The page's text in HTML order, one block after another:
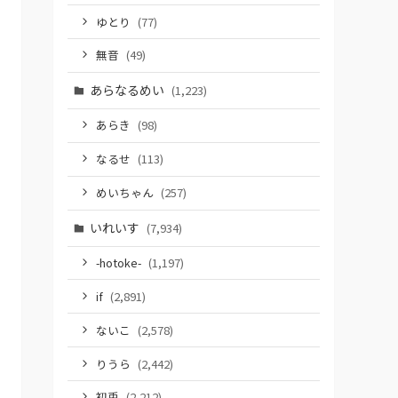
ゆとり (77)
無音 (49)
あらなるめい (1,223)
あらき (98)
なるせ (113)
めいちゃん (257)
いれいす (7,934)
-hotoke- (1,197)
if (2,891)
ないこ (2,578)
りうら (2,442)